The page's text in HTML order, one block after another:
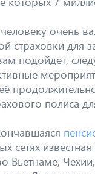
очень
страховки для
подойдет,
полиса
сетях
Вьетнаме,